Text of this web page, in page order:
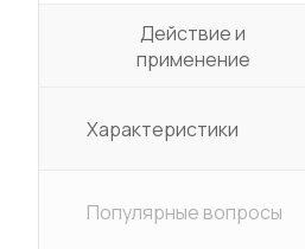
Действие и
применение
Характеристики
Популярные вопросы